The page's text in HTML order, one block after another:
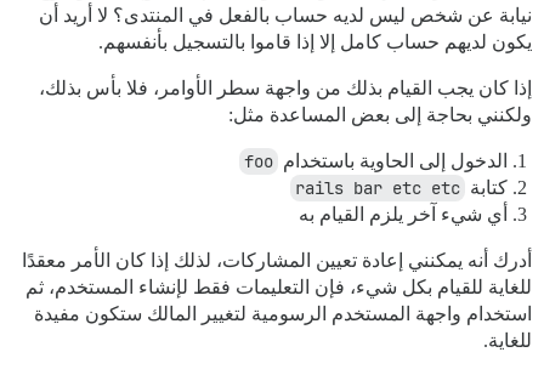
نيابة عن شخص ليس لديه حساب بالفعل في المنتدى؟ لا أريد أن
يكون لديهم حساب كامل إلا إذا قاموا بالتسجيل بأنفسهم.
إذا كان يجب القيام بذلك من واجهة سطر الأوامر، فلا بأس بذلك،
ولكنني بحاجة إلى بعض المساعدة مثل:
الدخول إلى الحاوية باستخدام foo
كتابة rails bar etc etc
أي شيء آخر يلزم القيام به
أدرك أنه يمكنني إعادة تعيين المشاركات، لذلك إذا كان الأمر معقدًا
للغاية للقيام بكل شيء، فإن التعليمات فقط لإنشاء المستخدم، ثم
استخدام واجهة المستخدم الرسومية لتغيير المالك ستكون مفيدة
للغاية.